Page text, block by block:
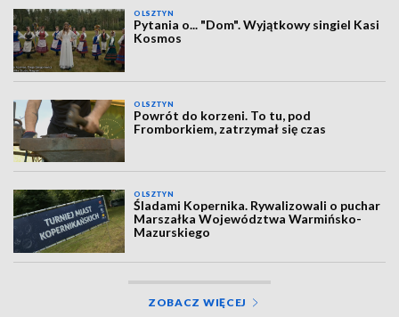
OLSZTYN
Pytania o... "Dom". Wyjątkowy singiel Kasi
Kosmos
OLSZTYN
Powrót do korzeni. To tu, pod
Fromborkiem, zatrzymał się czas
OLSZTYN
Śladami Kopernika. Rywalizowali o puchar
Marszałka Województwa Warmińsko-
Mazurskiego
ZOBACZ WIĘCEJ